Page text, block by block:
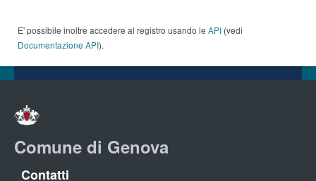
E' possibile inoltre accedere al registro usando le API (vedi
Documentazione API).
Comune di Genova
Contatti